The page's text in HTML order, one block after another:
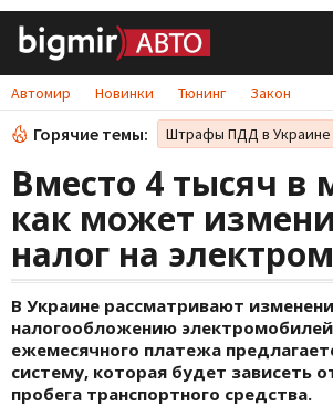
Автомир Новинки Тюнинг Закон
Горячие темы: Штрафы ПДД в Украине
Вместо 4 тысяч в
как может
налог на
В Украине рассматривают
налогообложению
ежемесячного платежа
систему, которая будет зависеть
пробега транспортного средства.